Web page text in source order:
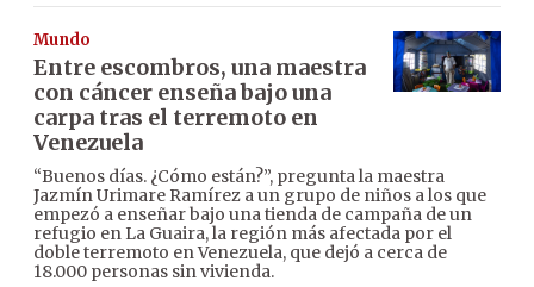
Mundo
Entre escombros, una maestra
con cáncer enseña bajo una
carpa tras el terremoto en
Venezuela
“Buenos días. ¿Cómo están?”, pregunta la maestra
Jazmín Urimare Ramírez a un grupo de niños a los que
empezó a enseñar bajo una tienda de campaña de un
refugio en La Guaira, la región más afectada por el
doble terremoto en Venezuela, que dejó a cerca de
18.000 personas sin vivienda.